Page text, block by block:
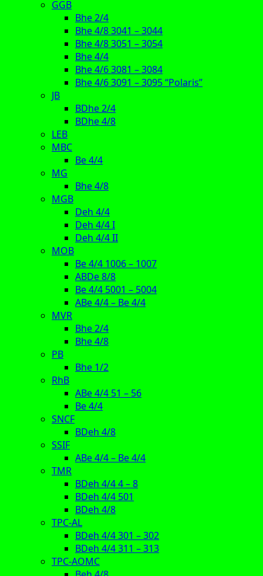
GGB
Bhe 2/4
Bhe 4/8 3041 – 3044
Bhe 4/8 3051 – 3054
Bhe 4/4
Bhe 4/6 3081 – 3084
Bhe 4/6 3091 – 3095 “Polaris”
JB
BDhe 2/4
BDhe 4/8
LEB
MBC
Be 4/4
MG
Bhe 4/8
MGB
Deh 4/4
Deh 4/4 I
Deh 4/4 II
MOB
Be 4/4 1006 – 1007
ABDe 8/8
Be 4/4 5001 – 5004
ABe 4/4 – Be 4/4
MVR
Bhe 2/4
Bhe 4/8
PB
Bhe 1/2
RhB
ABe 4/4 51 – 56
Be 4/4
SNCF
BDeh 4/8
SSIF
ABe 4/4 – Be 4/4
TMR
BDeh 4/4 4 – 8
BDeh 4/4 501
BDeh 4/8
TPC-AL
BDeh 4/4 301 – 302
BDeh 4/4 311 – 313
TPC-AOMC